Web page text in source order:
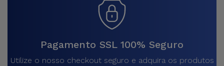
Pagamento SSL 100% Seguro
Utilize o nosso checkout seguro e adquira os produtos